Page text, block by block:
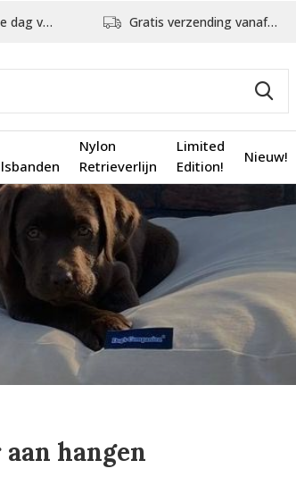
Nylon
Retrieverlijn
Limited
Edition!
Nieuw!
Gratis verzending vanaf €75,-
hangen